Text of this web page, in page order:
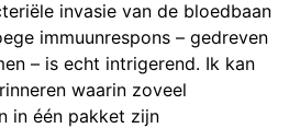
invasie van de bloedbaan
immuunrespons – gedreven
– is echt intrigerend. Ik kan
waarin zoveel
in één pakket zijn